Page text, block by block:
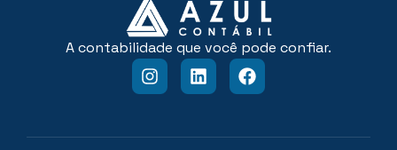
A contabilidade que você pode confiar.